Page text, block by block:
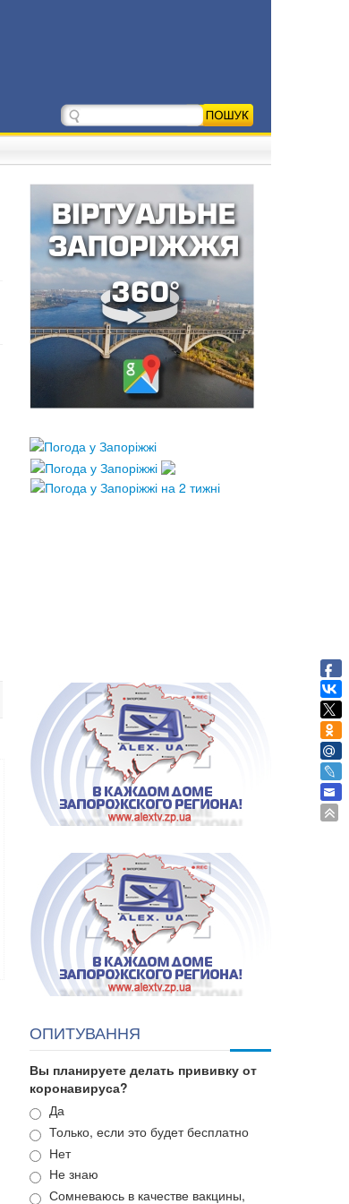
ОПИТУВАННЯ
Вы планируете делать прививку от
коронавируса?
Варианты
Да
Только, если это будет бесплатно
Нет
Не знаю
Сомневаюсь в качестве вакцины,